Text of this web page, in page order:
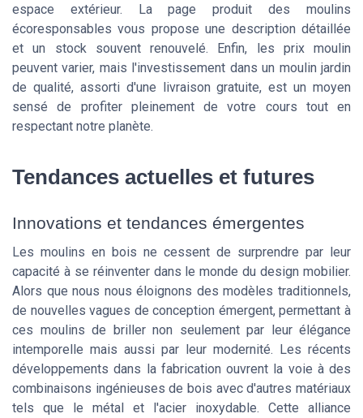
espace extérieur. La page produit des moulins
écoresponsables vous propose une description détaillée
et un stock souvent renouvelé. Enfin, les prix moulin
peuvent varier, mais l'investissement dans un moulin jardin
de qualité, assorti d'une livraison gratuite, est un moyen
sensé de profiter pleinement de votre cours tout en
respectant notre planète.
Tendances actuelles et futures
Innovations et tendances émergentes
Les moulins en bois ne cessent de surprendre par leur
capacité à se réinventer dans le monde du design mobilier.
Alors que nous nous éloignons des modèles traditionnels,
de nouvelles vagues de conception émergent, permettant à
ces moulins de briller non seulement par leur élégance
intemporelle mais aussi par leur modernité. Les récents
développements dans la fabrication ouvrent la voie à des
combinaisons ingénieuses de bois avec d'autres matériaux
tels que le métal et l'acier inoxydable. Cette alliance